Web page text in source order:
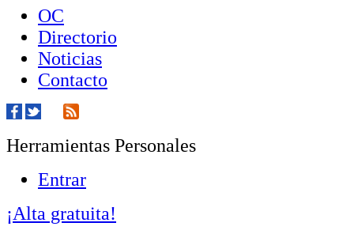
OC
Directorio
Noticias
Contacto
Herramientas Personales
Entrar
¡Alta gratuita!